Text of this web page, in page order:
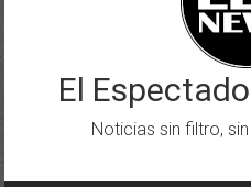
El
Noticias sin filtro,